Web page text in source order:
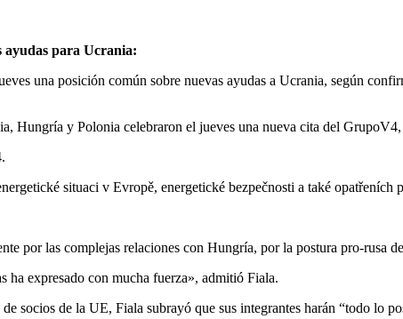
ayudas para Ucrania:
una posición común sobre nuevas ayudas a Ucrania, según
Hungría y Polonia celebraron el jueves una nueva cita del GrupoV4,
situaci v Evropě, energetické bezpečnosti a také opatřeních
por las complejas relaciones con Hungría, por la postura pro-rusa
ha expresado con mucha fuerza», admitió Fiala.
socios de la UE, Fiala subrayó que sus integrantes harán “todo lo